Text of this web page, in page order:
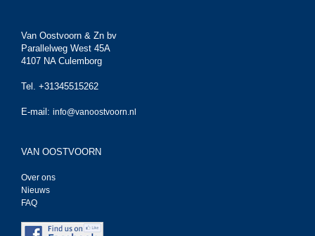
Van Oostvoorn & Zn bv
Parallelweg West 45A
4107 NA Culemborg
Tel. +31345515262
E-mail: info@vanoostvoorn.nl
VAN OOSTVOORN
Over ons
Nieuws
FAQ